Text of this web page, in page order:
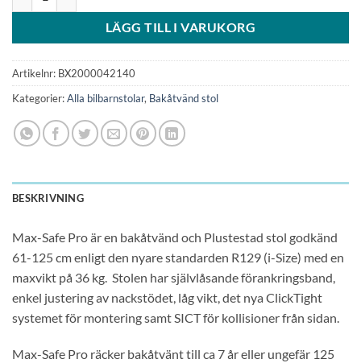
4,995.00kr.3,295.00kr.
LÄGG TILL I VARUKORG
Artikelnr: BX2000042140
Kategorier:Alla bilbarnstolar, Bakåtvänd stol
BESKRIVNING
Max-Safe Pro är en bakåtvänd och Plustestad stol godkänd
61-125 cm enligt den nyare standarden R129 (i-Size) med en
maxvikt på 36 kg. Stolen har självlåsande förankringsband,
enkel justering av nackstödet, låg vikt, det nya ClickTight
systemet för montering samt SICT för kollisioner från sidan.
Max-Safe Pro räcker bakåtvänt till ca 7 år eller ungefär 125